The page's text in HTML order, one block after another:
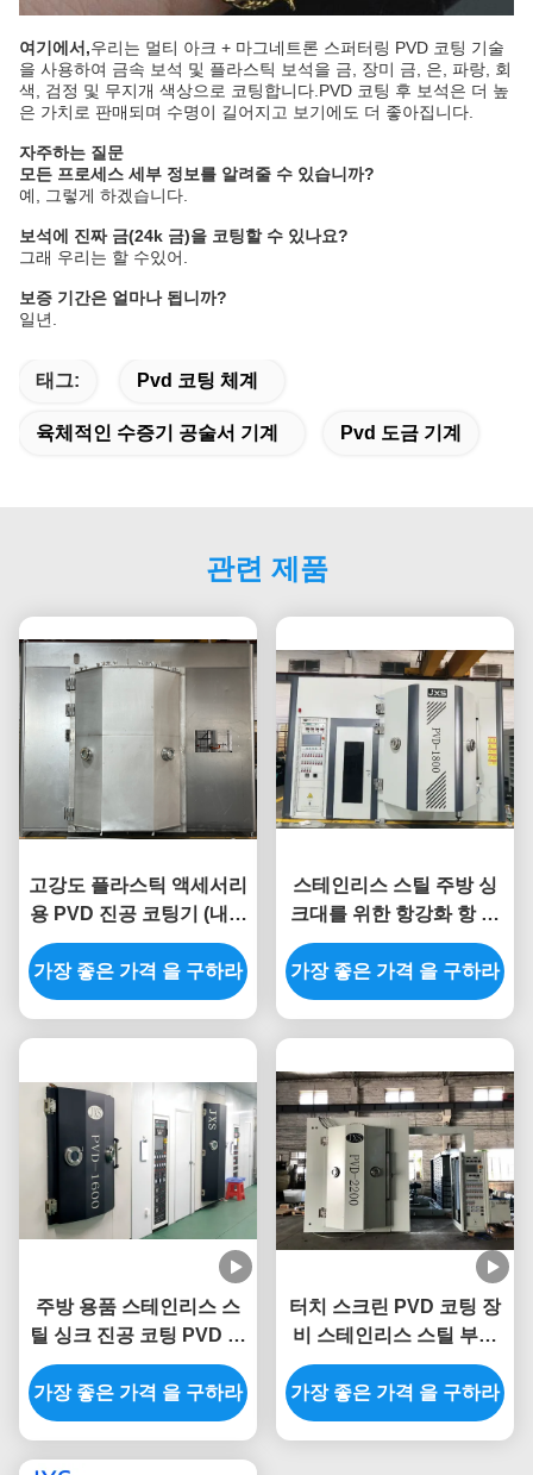
여기에서,우리는 멀티 아크 + 마그네트론 스퍼터링 PVD 코팅 기술
을 사용하여 금속 보석 및 플라스틱 보석을 금, 장미 금, 은, 파랑, 회
색, 검정 및 무지개 색상으로 코팅합니다.PVD 코팅 후 보석은 더 높
은 가치로 판매되며 수명이 길어지고 보기에도 더 좋아집니다.
자주하는 질문
모든 프로세스 세부 정보를 알려줄 수 있습니까?
예, 그렇게 하겠습니다.
보석에 진짜 금(24k 금)을 코팅할 수 있나요?
그래 우리는 할 수있어.
보증 기간은 얼마나 됩니까?
일년.
태그: Pvd 코팅 체계
육체적인 수증기 공술서 기계 Pvd 도금 기계
관련 제품
고강도 플라스틱 액세서리
용 PVD 진공 코팅기 (내마
모성, 노화 방지 정밀 플라
스틱 부품용)
가장 좋은 가격 을 구하라
스테인리스 스틸 주방 싱
크대를 위한 항강화 항 스
크래치 방수 PVD 진공 코
팅 기계
가장 좋은 가격 을 구하라
주방 용품 스테인리스 스
틸 싱크 진공 코팅 PVD 도
금 기계
가장 좋은 가격 을 구하라
터치 스크린 PVD 코팅 장
비 스테인리스 스틸 부엌
싱크
가장 좋은 가격 을 구하라